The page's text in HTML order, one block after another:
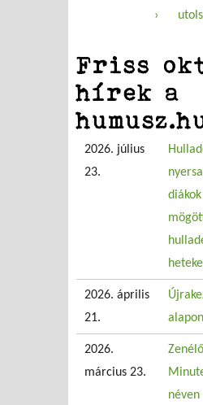
›
Friss
hírek a
2026. július
23.
2026. április
21.
alapon
2026.
március 23.